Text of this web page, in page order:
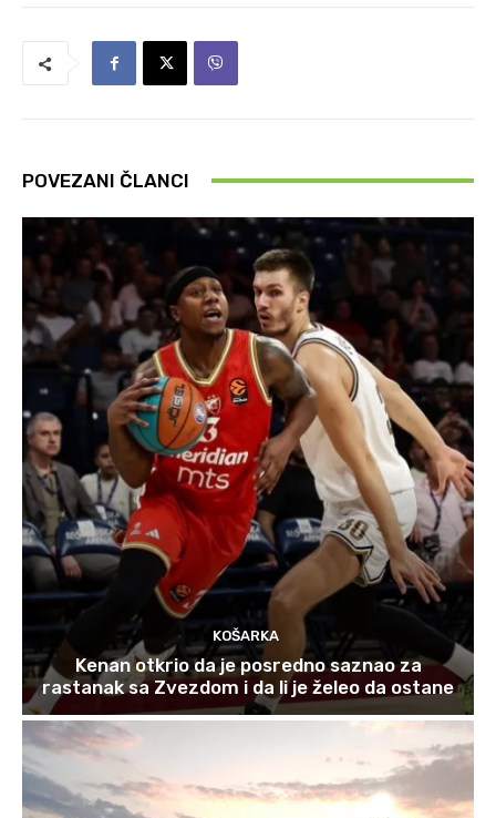
POVEZANI ČLANCI
KOŠARKA
Kenan otkrio da je posredno saznao za
rastanak sa Zvezdom i da li je želeo da ostane